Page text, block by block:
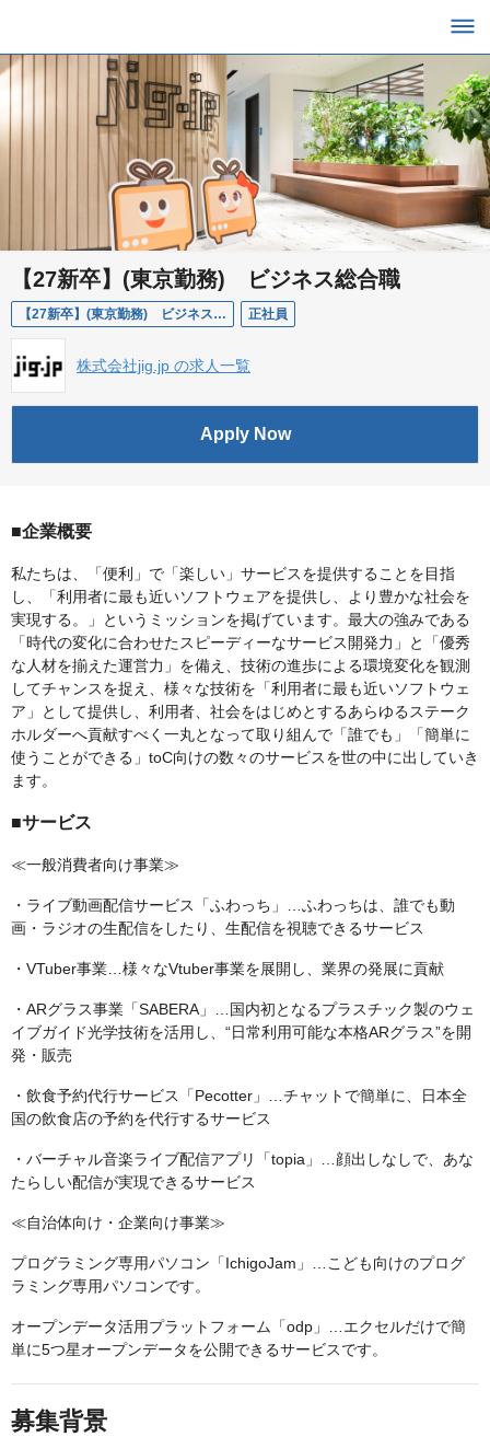
【27新卒】(東京勤務) ビジネス総合職
【27新卒】(東京勤務) ビジネス総合職 正社員
株式会社jig.jp の求人一覧
Apply Now
■企業概要
私たちは、「便利」で「楽しい」サービスを提供することを目指
し、「利用者に最も近いソフトウェアを提供し、より豊かな社会を
実現する。」というミッションを掲げています。最大の強みである
「時代の変化に合わせたスピーディーなサービス開発力」と「優秀
な人材を揃えた運営力」を備え、技術の進歩による環境変化を観測
してチャンスを捉え、様々な技術を「利用者に最も近いソフトウェ
ア」として提供し、利用者、社会をはじめとするあらゆるステーク
ホルダーへ貢献すべく一丸となって取り組んで「誰でも」「簡単に
使うことができる」toC向けの数々のサービスを世の中に出していき
ます。
■サービス
≪一般消費者向け事業≫
・ライブ動画配信サービス「ふわっち」…ふわっちは、誰でも動
画・ラジオの生配信をしたり、生配信を視聴できるサービス
・VTuber事業…様々なVtuber事業を展開し、業界の発展に貢献
・ARグラス事業「SABERA」…国内初となるプラスチック製のウェ
イブガイド光学技術を活用し、“日常利用可能な本格ARグラス”を開
発・販売
・飲食予約代行サービス「Pecotter」…チャットで簡単に、日本全
国の飲食店の予約を代行するサービス
・バーチャル音楽ライブ配信アプリ「topia」…顔出しなしで、あな
たらしい配信が実現できるサービス
≪自治体向け・企業向け事業≫
プログラミング専用パソコン「IchigoJam」…こども向けのプログ
ラミング専用パソコンです。
オープンデータ活用プラットフォーム「odp」…エクセルだけで簡
単に5つ星オープンデータを公開できるサービスです。
募集背景